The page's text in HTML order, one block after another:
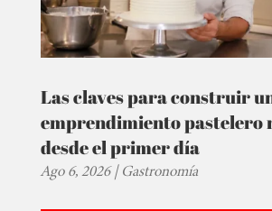
Las claves para construir
emprendimiento pastelero
desde el primer día
Ago 6, 2026|Gastronomía